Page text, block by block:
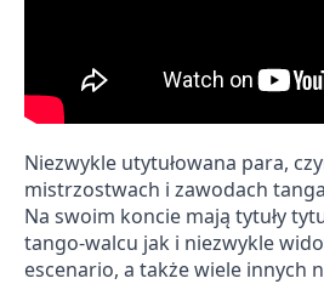
Niezwykle utytułowana para,
mistrzostwach i zawodach
Na swoim koncie mają tytuły
tango-walcu jak i niezwykle
escenario, a także wiele innych